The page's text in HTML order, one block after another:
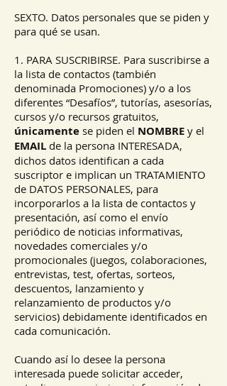
SEXTO. Datos personales que se piden y
para qué se usan.
1. PARA SUSCRIBIRSE. Para suscribirse a
la lista de contactos (también
denominada Promociones) y/o a los
diferentes “Desafíos”, tutorías, asesorías,
cursos y/o recursos gratuitos,
únicamente se piden el NOMBRE y el
EMAIL de la persona INTERESADA,
dichos datos identifican a cada
suscriptor e implican un TRATAMIENTO
de DATOS PERSONALES, para
incorporarlos a la lista de contactos y
presentación, así como el envío
periódico de noticias informativas,
novedades comerciales y/o
promocionales (juegos, colaboraciones,
entrevistas, test, ofertas, sorteos,
descuentos, lanzamiento y
relanzamiento de productos y/o
servicios) debidamente identificados en
cada comunicación.
Cuando así lo desee la persona
interesada puede solicitar acceder,